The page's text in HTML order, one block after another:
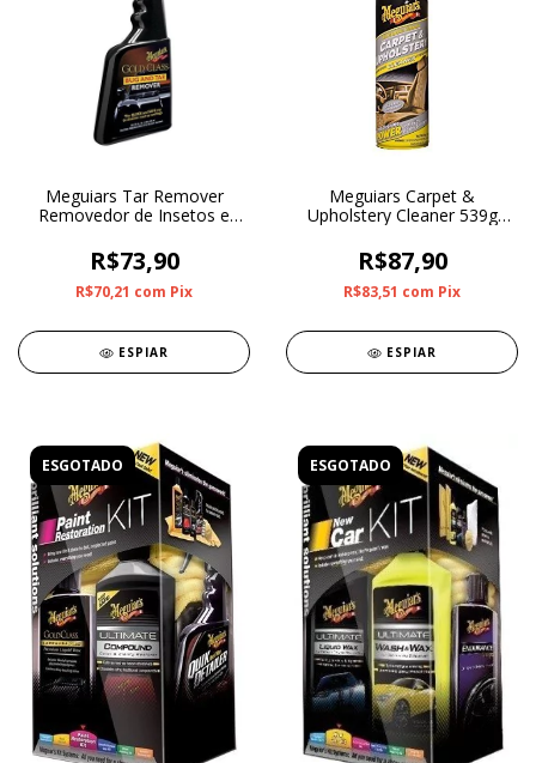
Meguiars Tar Remover
Removedor de Insetos e
R$73,90
R$70,21 com Pix
ESPIAR
Meguiars Carpet &
Upholstery Cleaner 539g
Estofados
R$87,90
R$83,51 com Pix
ESPIAR
ESGOTADO ESGOTADO